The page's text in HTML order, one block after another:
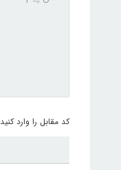
کد مقابل را وارد کنید